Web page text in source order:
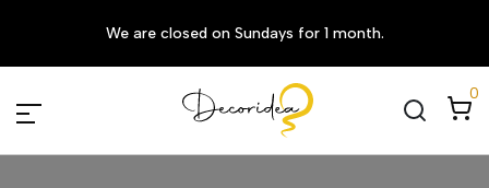
We are closed on Sundays for 1 month.
0